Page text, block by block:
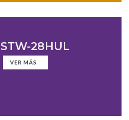
STW-28HUL
VER MÁS